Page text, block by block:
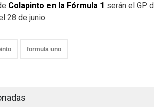
Colapinto en la Fórmula 1 serán el GP
28 de junio.
formula uno